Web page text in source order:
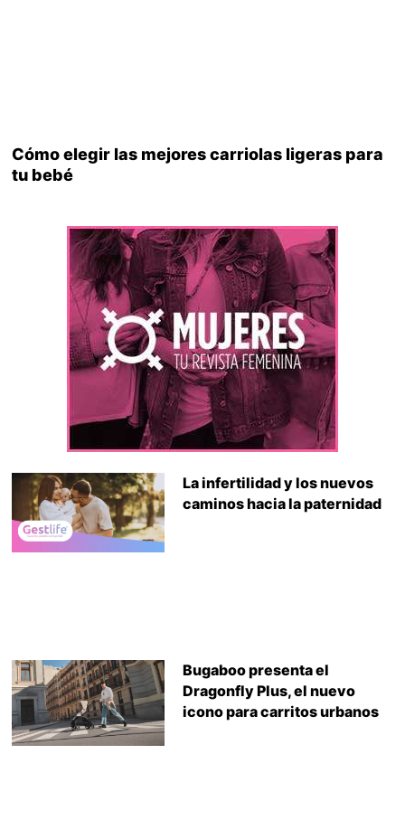
Cómo elegir las mejores carriolas ligeras para
tu bebé
La infertilidad y los nuevos
caminos hacia la paternidad
Bugaboo presenta el
Dragonfly Plus, el nuevo
icono para carritos urbanos